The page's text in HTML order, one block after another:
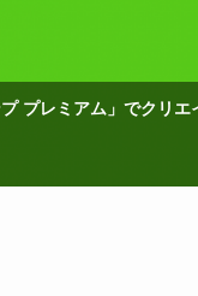
プレミアム」でクリエ